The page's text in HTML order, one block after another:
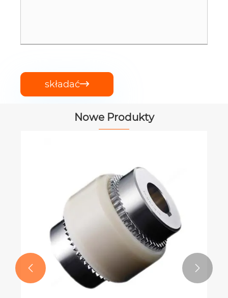
składać
Nowe Produkty
 